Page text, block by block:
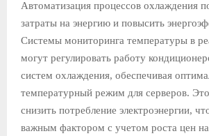
Автоматизация процессов охлаждения
затраты на энергию и повысить
Системы мониторинга температуры в
могут регулировать работу
систем охлаждения, обеспечивая
температурный режим для серверов.
снизить потребление электроэнергии,
важным фактором с учетом роста цен на